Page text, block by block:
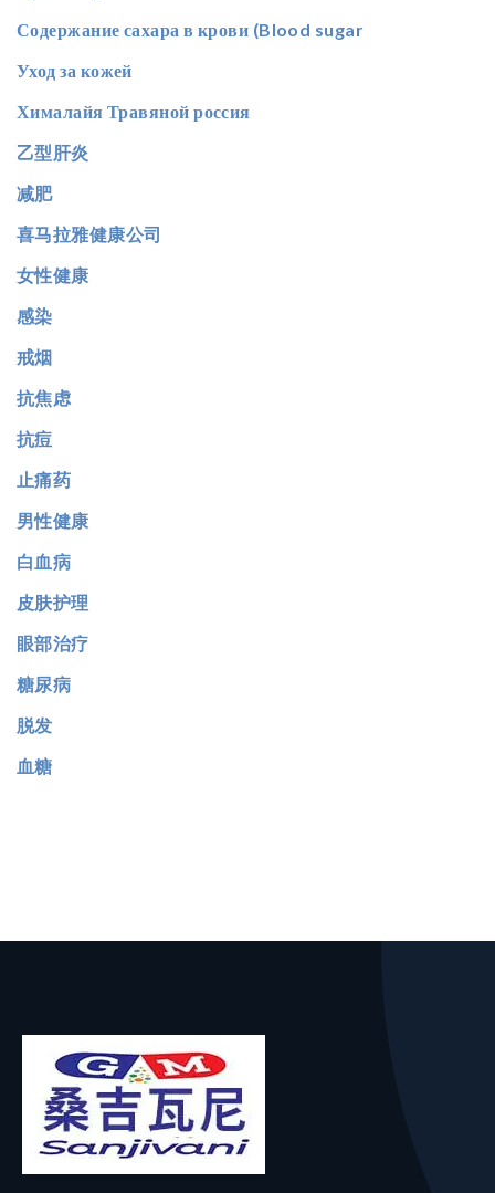
Содержание сахара в крови (Blood sugar
Уход за кожей
Хималайя Травяной россия
乙型肝炎
减肥
喜马拉雅健康公司
女性健康
感染
戒烟
抗焦虑
抗痘
止痛药
男性健康
白血病
皮肤护理
眼部治疗
糖尿病
脱发
血糖